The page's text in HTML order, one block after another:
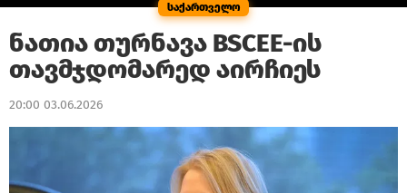
საქართველო
ნათია თურნავა BSCEE-ის
თავმჯდომარედ აირჩიეს
20:00 03.06.2026